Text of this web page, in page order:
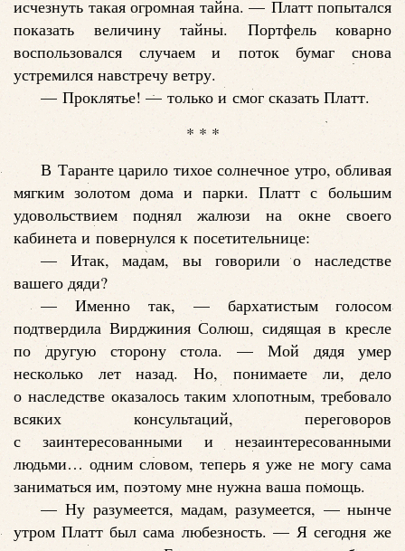
исчезнуть такая огромная тайна. — Платт попытался
показать величину тайны. Портфель коварно
воспользовался случаем и поток бумаг снова
устремился навстречу ветру.
— Проклятье! — только и смог сказать Платт.
* * *
В Таранте царило тихое солнечное утро, обливая
мягким золотом дома и парки. Платт с большим
удовольствием поднял жалюзи на окне своего
кабинета и повернулся к посетительнице:
— Итак, мадам, вы говорили о наследстве
вашего дяди?
— Именно так, — бархатистым голосом
подтвердила Вирджиния Солюш, сидящая в кресле
по другую сторону стола. — Мой дядя умер
несколько лет назад. Но, понимаете ли, дело
о наследстве оказалось таким хлопотным, требовало
всяких консультаций, переговоров
с заинтересованными и незаинтересованными
людьми… одним словом, теперь я уже не могу сама
заниматься им, поэтому мне нужна ваша помощь.
— Ну разумеется, мадам, разумеется, — нынче
утром Платт был сама любезность. — Я сегодня же